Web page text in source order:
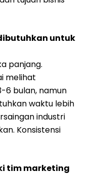
untuk
panjang.
melihat
6 bulan, namun
waktu lebih
industri
Konsistensi
tim marketing